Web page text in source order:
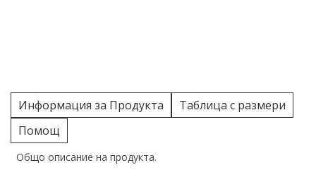
Информация за Продукта
Таблица с размери
Помощ
Общо описание на продукта.